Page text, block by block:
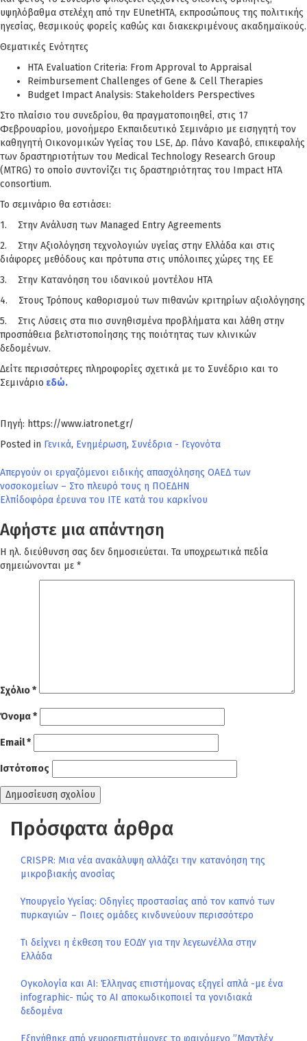
υψηλόβαθμα στελέχη από την EUnetHTA, εκπροσώπους της πολιτικής
ηγεσίας, θεσμικούς φορείς καθώς και διακεκριμένους ακαδημαϊκούς.
Θεματικές Ενότητες
ΗΤΑ Evaluation Criteria: From Approval to Appraisal
Reimbursement Challenges of Gene & Cell Therapies
Budget Impact Analysis: Stakeholders Perspectives
Στο πλαίσιο του συνεδρίου, θα πραγματοποιηθεί, στις 17
Φεβρουαρίου, μονοήμερο Εκπαιδευτικό Σεμινάριο με εισηγητή τον
καθηγητή Οικονομικών Υγείας του LSE, Δρ. Πάνο Καναβό, επικεφαλής
των δραστηριοτήτων του Medical Technology Research Group
(MTRG) το οποίο συντονίζει τις δραστηριότητας του Impact HTA
consortium.
Το σεμινάριο θα εστιάσει:
1. Στην Ανάλυση των Managed Entry Agreements
2. Στην Αξιολόγηση τεχνολογιών υγείας στην Ελλάδα και στις
διάφορες μεθόδους και πρότυπα στις υπόλοιπες χώρες της ΕΕ
3. Στην Κατανόηση του ιδανικού μοντέλου ΗΤΑ
4. Στους Τρόπους καθορισμού των πιθανών κριτηρίων αξιολόγησης
5. Στις Λύσεις στα πιο συνηθισμένα προβλήματα και λάθη στην
προσπάθεια βελτιστοποίησης της ποιότητας των κλινικών
δεδομένων.
Δείτε περισσότερες πληροφορίες σχετικά με το Συνέδριο και το
Σεμινάριο εδώ.
Πηγή: https://www.iatronet.gr/
Posted in Γενικά, Ενημέρωση, Συνέδρια - Γεγονότα
Πλοήγηση
άρθρων
Απεργούν οι εργαζόμενοι ειδικής απασχόλησης ΟΑΕΔ των
νοσοκομείων – Στο πλευρό τους η ΠΟΕΔΗΝ
Ελπίδοφόρα έρευνα του ΙΤΕ κατά του καρκίνου
Αφήστε μια απάντηση
Η ηλ. διεύθυνση σας δεν δημοσιεύεται. Τα υποχρεωτικά πεδία
σημειώνονται με *
Σχόλιο*
Όνομα*
Email*
Ιστότοπος
Πρόσφατα άρθρα
CRISPR: Μια νέα ανακάλυψη αλλάζει την κατανόηση της
μικροβιακής ανοσίας
Υπουργείο Υγείας: Οδηγίες προστασίας από τον καπνό των
πυρκαγιών – Ποιες ομάδες κινδυνεύουν περισσότερο
Τι δείχνει η έκθεση του ΕΟΔΥ για την λεγεωνέλλα στην
Ελλάδα
Ογκολογία και AI: Έλληνας επιστήμονας εξηγεί απλά -με ένα
infographic- πώς το AI αποκωδικοποιεί τα γονιδιακά
δεδομένα
Εξηγήθηκε από νευροεπιστήμονες το φαινόμενο ”Μαντλέν